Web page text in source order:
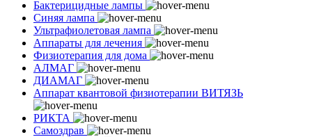
Бактерицидные лампы
Синяя лампа
Ультрафиолетовая лампа
Аппараты для лечения
Физиотерапия для дома
АЛМАГ
ДИАМАГ
Аппарат квантовой физиотерапии ВИТЯЗЬ
РИКТА
Самоздрав